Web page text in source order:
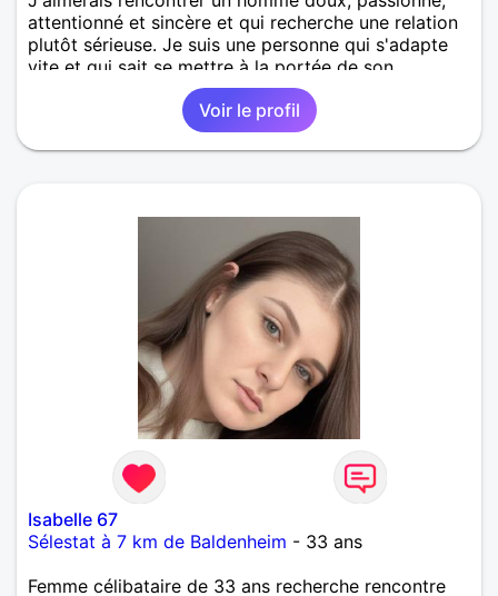
attentionné et sincère et qui recherche une relation
plutôt sérieuse. Je suis une personne qui s'adapte
vite et qui sait se mettre à la portée de son
entourage, je suis donc une femme à l'écoute et très
Voir le profil
Isabelle 67
Sélestat à 7 km de Baldenheim - 33 ans
Femme célibataire de 33 ans recherche rencontre